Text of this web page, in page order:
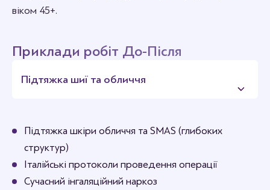
віком 45+.
Приклади робіт До-Після
Підтяжка шиї та обличчя
Підтяжка шкіри обличчя та SMAS (глибоких
структур)
Італійські протоколи проведення операції
Сучасний інгаляційний наркоз